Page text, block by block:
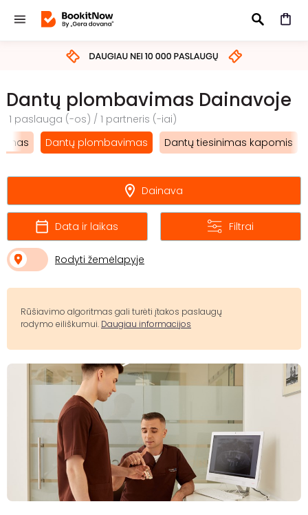
IEŠKOTI
Dantų plombavimas Dainavoje
1 paslauga (-os) / 1 partneris (-iai)
Dantų plombavimas Dantų tiesinimas kapomis
Dainava
Data ir laikas Filtrai
Rodyti žemėlapyje
Rūšiavimo algoritmas gali turėti įtakos paslaugų
rodymo eiliškumui. Daugiau informacijos